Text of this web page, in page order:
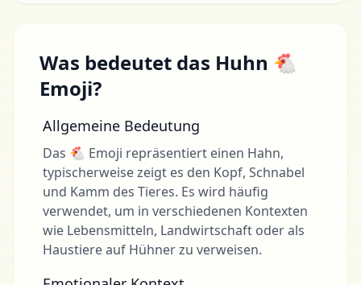
Was bedeutet das Huhn 🐔
Emoji?
Allgemeine Bedeutung
Das 🐔 Emoji repräsentiert einen Hahn,
typischerweise zeigt es den Kopf, Schnabel
und Kamm des Tieres. Es wird häufig
verwendet, um in verschiedenen Kontexten
wie Lebensmitteln, Landwirtschaft oder als
Haustiere auf Hühner zu verweisen.